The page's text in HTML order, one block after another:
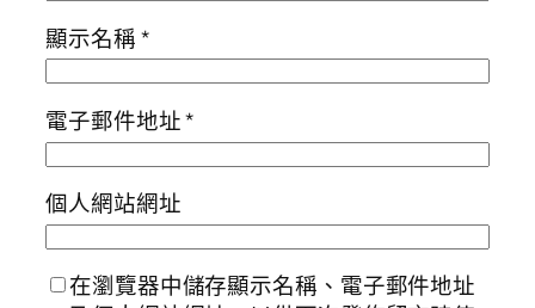
顯示名稱*
電子郵件地址*
個人網站網址
在瀏覽器中儲存顯示名稱、電子郵件地址